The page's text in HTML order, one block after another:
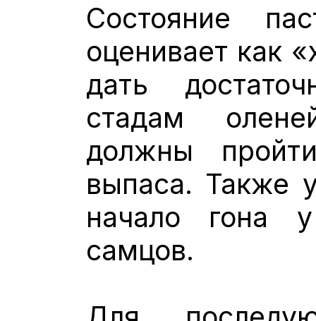
Состояние
оценивает как
дать
стадам
должны
выпаса. Также
начало гона
самцов.